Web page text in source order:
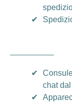
✔
✔
chat
✔